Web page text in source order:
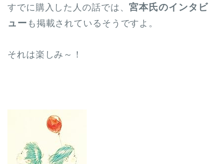
すでに購入した人の話では、宮本氏のインタビ
ュー も掲載されているそうですよ。
それは楽しみ～！